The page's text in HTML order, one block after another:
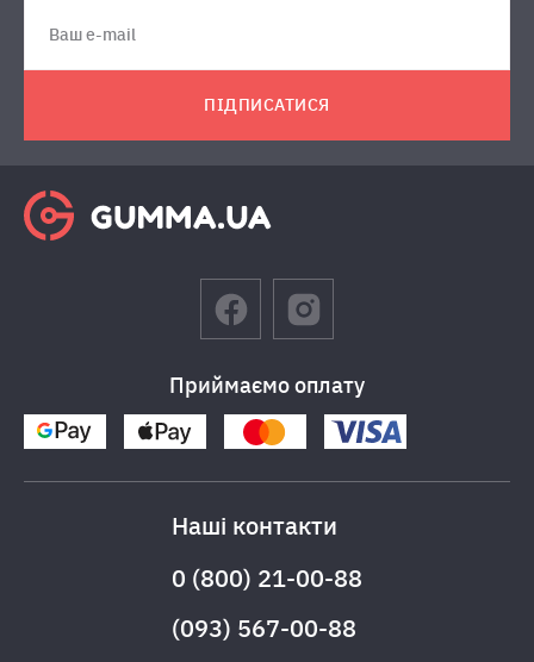
ПІДПИСАТИСЯ
Приймаємо оплату
Наші контакти
0 (800) 21-00-88
(093) 567-00-88